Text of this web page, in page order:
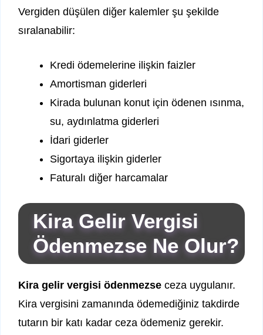
Vergiden düşülen diğer kalemler şu şekilde
sıralanabilir:
Kredi ödemelerine ilişkin faizler
Amortisman giderleri
Kirada bulunan konut için ödenen ısınma,
su, aydınlatma giderleri
İdari giderler
Sigortaya ilişkin giderler
Faturalı diğer harcamalar
Kira Gelir Vergisi
Ödenmezse Ne Olur?
Kira gelir vergisi ödenmezse ceza uygulanır.
Kira vergisini zamanında ödemediğiniz takdirde
tutarın bir katı kadar ceza ödemeniz gerekir.